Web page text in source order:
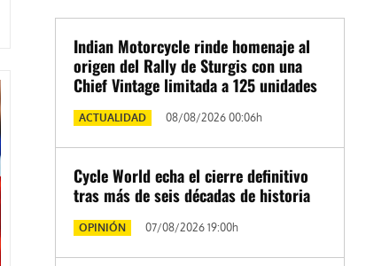
Indian Motorcycle rinde homenaje al
origen del Rally de Sturgis con una
Chief Vintage limitada a 125 unidades
ACTUALIDAD 08/08/2026 00:06h
Cycle World echa el cierre definitivo
tras más de seis décadas de historia
OPINIÓN 07/08/2026 19:00h